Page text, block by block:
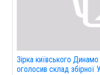
Зірка київського
оголосив склад збірної